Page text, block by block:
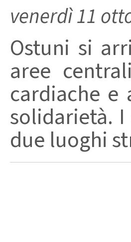
venerdì 11
Ostuni si
aree
cardiache
solidarietà.
due luoghi